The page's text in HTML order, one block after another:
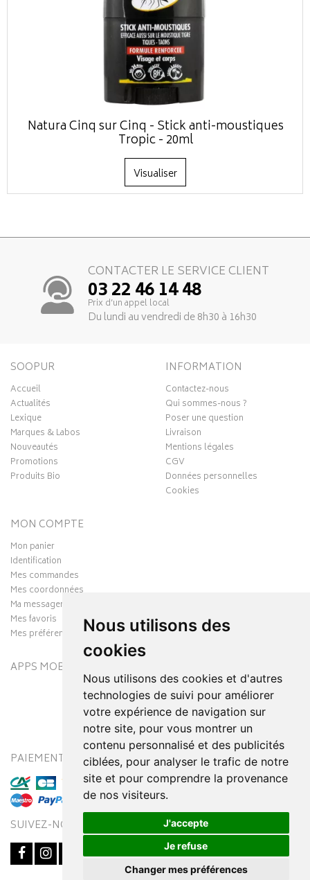
Nous utilisons des
cookies
Nous utilisons des cookies et d'autres
technologies de suivi pour améliorer
votre expérience de navigation sur
notre site, pour vous montrer un
contenu personnalisé et des publicités
ciblées, pour analyser le trafic de notre
site et pour comprendre la provenance
de nos visiteurs.
J'accepte
Je refuse
Changer mes préférences
Natura Cinq sur Cinq - Stick anti-moustiques
Tropic - 20ml
Visualiser
CONTACTER LE SERVICE CLIENT
03 22 46 14 48
Prix d’un appel local
Du lundi au vendredi de 8h30 à 16h30
SOOPUR
Accueil
Actualités
Lexique
Marques & Labos
Nouveautés
Promotions
Produits Bio
INFORMATION
Contactez-nous
Qui sommes-nous ?
Poser une question
Livraison
Mentions légales
CGV
Données personnelles
Cookies
MON COMPTE
Mon panier
Identification
Mes commandes
Mes coordonnées
Ma messagerie
Mes favoris
Mes préférences Cookies
APPS MOBILES
PAIEMENT SÉCURISÉ MODES DE LIVRAISON
SUIVEZ-NOUS SUR